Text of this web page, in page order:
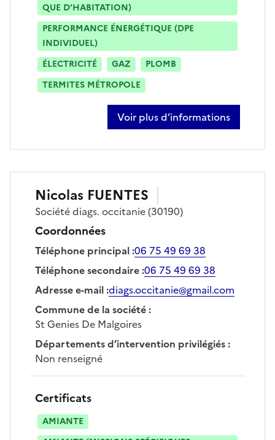
QUE D’HABITATION)
PERFORMANCE ÉNERGÉTIQUE (DPE
INDIVIDUEL)
ÉLECTRICITÉ
GAZ
PLOMB
TERMITES MÉTROPOLE
Voir plus d’informations
sur nicolas broche
Nicolas FUENTES
Sociétédiags. occitanie(30190)
Coordonnées
Téléphone principal:06 75 49 69 38
Téléphone secondaire:06 75 49 69 38
Adresse e-mail:diags.occitanie@gmail.com
Commune de la société:
St Genies De Malgoires
Départements d’intervention privilégiés:
Non renseigné
Certificats
AMIANTE